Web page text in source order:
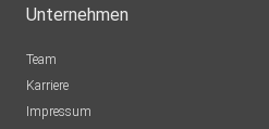
Unternehmen
Team
Karriere
Impressum